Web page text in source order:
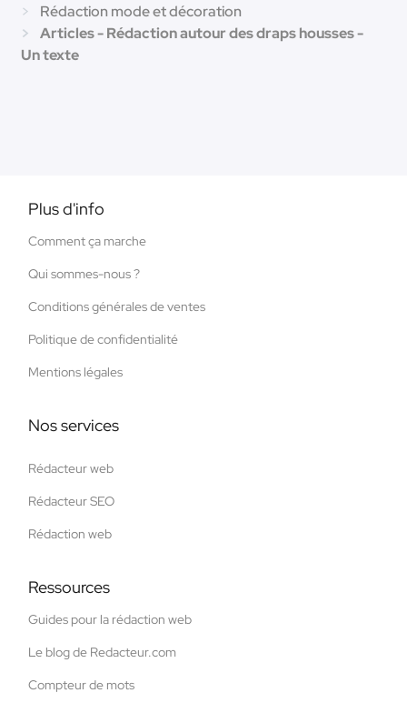
Rédaction mode et décoration
Articles - Rédaction autour des draps housses -
Un texte
Plus d'info
Comment ça marche
Qui sommes-nous ?
Conditions générales de ventes
Politique de confidentialité
Mentions légales
Nos services
Rédacteur web
Rédacteur SEO
Rédaction web
Ressources
Guides pour la rédaction web
Le blog de Redacteur.com
Compteur de mots